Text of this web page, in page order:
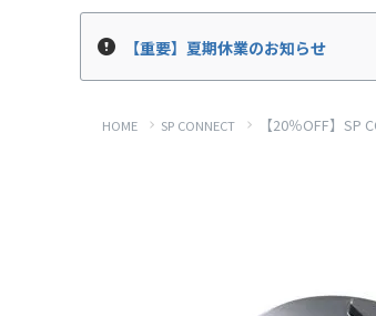
【重要】夏期休業のお知らせ
HOME SP CONNECT 【20％OFF】